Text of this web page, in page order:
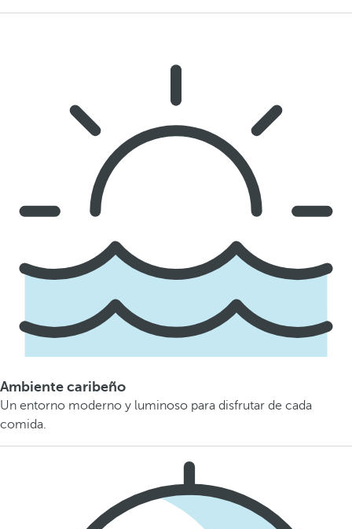
Ambiente caribeño
Un entorno moderno y luminoso para disfrutar de cada
comida.